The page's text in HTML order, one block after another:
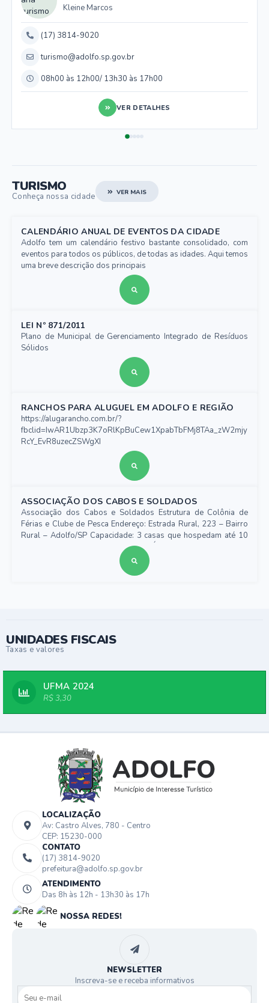
Kleine Marcos
(17) 3814-9020
turismo@adolfo.sp.gov.br
08h00 às 12h00/ 13h30 às 17h00
VER DETALHES
TURISMO
Conheça nossa cidade VER MAIS
CALENDÁRIO ANUAL DE EVENTOS DA CIDADE
Adolfo tem um calendário festivo bastante consolidado, com
eventos para todos os públicos, de todas as idades. Aqui temos
uma breve descrição dos principais
LEI Nº 871/2011
Plano de Municipal de Gerenciamento Integrado de Resíduos
Sólidos
RANCHOS PARA ALUGUEL EM ADOLFO E REGIÃO
https://alugarancho.com.br/?
fbclid=IwAR1Ubzp3K7oRlKpBuCew1XpabTbFMj8TAa_zW2mjy
RcY_EvR8uzecZSWgXI
ASSOCIAÇÃO DOS CABOS E SOLDADOS
Associação dos Cabos e Soldados Estrutura de Colônia de
Férias e Clube de Pesca Endereço: Estrada Rural, 223 – Bairro
Rural – Adolfo/SP Capacidade: 3 casas que hospedam até 10
pessoas cada Total: 30 pessoas Área de camping: ate 50
pessoas Telefone de contato e plantão: (17) 981362838 E
981357924 TARGAS/ EVERALDO
UNIDADES FISCAIS
Taxas e valores
UFMA 2024
R$ 3,30
LOCALIZAÇÃO
Av: Castro Alves, 780 - Centro
CEP: 15230-000
CONTATO
(17) 3814-9020
prefeitura@adolfo.sp.gov.br
ATENDIMENTO
Das 8h às 12h - 13h30 às 17h
NOSSA REDES!
NEWSLETTER
Inscreva-se e receba informativos